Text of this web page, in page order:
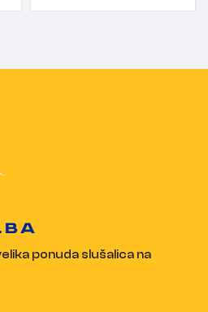
ponuda slušalica na